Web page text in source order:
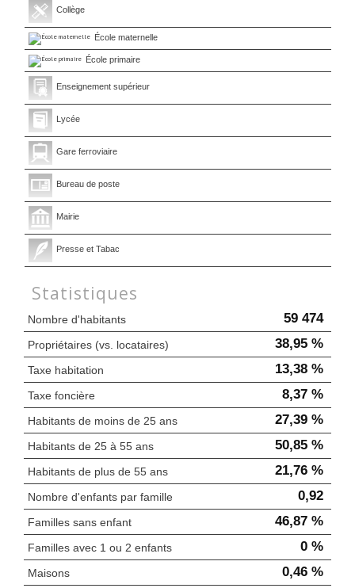
Collège
École maternelle
École primaire
Enseignement supérieur
Lycée
Gare ferroviaire
Bureau de poste
Mairie
Presse et Tabac
Statistiques
Nombre d'habitants 59 474
Propriétaires (vs. locataires) 38,95 %
Taxe habitation 13,38 %
Taxe foncière 8,37 %
Habitants de moins de 25 ans 27,39 %
Habitants de 25 à 55 ans 50,85 %
Habitants de plus de 55 ans 21,76 %
Nombre d'enfants par famille 0,92
Familles sans enfant 46,87 %
Familles avec 1 ou 2 enfants 0 %
Maisons 0,46 %